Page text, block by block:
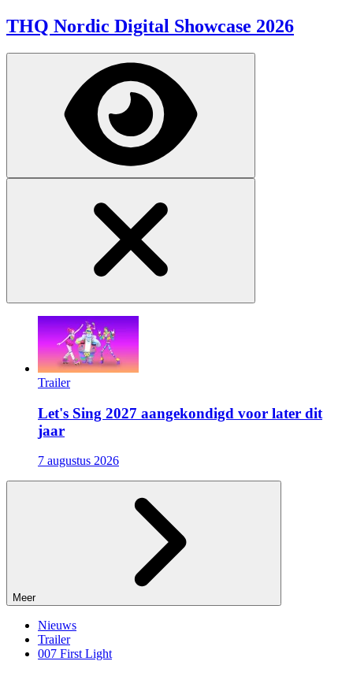
THQ Nordic Digital Showcase 2026
Trailer
Let's Sing 2027 aangekondigd voor later dit
jaar
7 augustus 2026
Meer
Nieuws
Trailer
007 First Light